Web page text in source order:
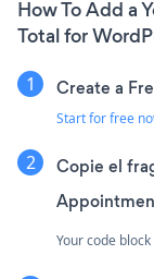
How To Add a
Total for
Create a
Start for free
Copie el
Your code